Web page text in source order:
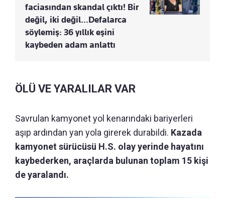
faciasından skandal çıktı! Bir
değil, iki değil…Defalarca
söylemiş: 36 yıllık eşini
kaybeden adam anlattı
ÖLÜ VE YARALILAR VAR
Savrulan kamyonet yol kenarındaki bariyerleri
aşıp ardından yan yola girerek durabildi. Kazada
kamyonet sürücüsü H.S. olay yerinde hayatını
kaybederken, araçlarda bulunan toplam 15 kişi
de yaralandı.